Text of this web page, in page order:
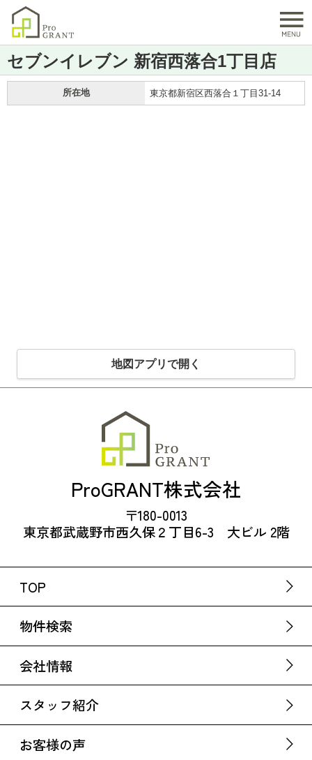
セブンイレブン 新宿西落合1丁目店
所在地 東京都新宿区西落合１丁目31-14
地図アプリで開く
ProGRANT株式会社
〒180-0013
東京都武蔵野市西久保２丁目6-3 大ビル 2階
TOP
物件検索
会社情報
スタッフ紹介
お客様の声